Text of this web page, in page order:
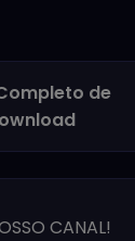
de
CANAL!